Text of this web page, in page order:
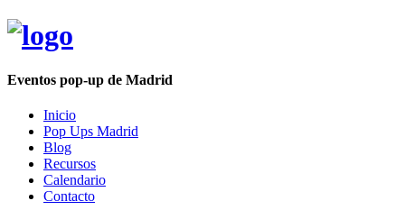
Eventos pop-up de Madrid
Inicio
Pop Ups Madrid
Blog
Recursos
Calendario
Contacto